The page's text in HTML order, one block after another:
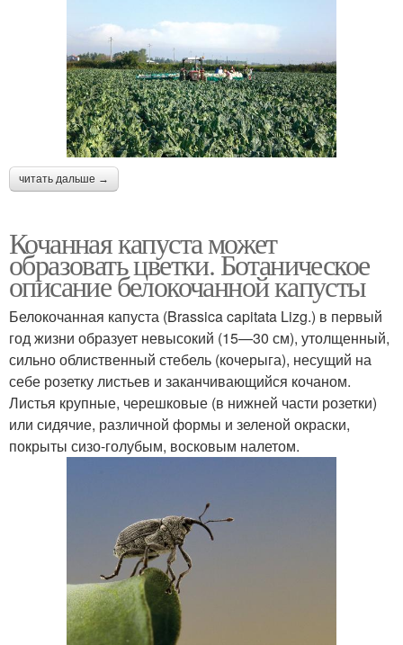
читать дальше →
Кочанная капуста может
образовать цветки. Ботаническое
описание белокочанной капусты
Белокочанная капуста (Brassica capitata Lizg.) в первый
год жизни образует невысокий (15—30 см), утолщенный,
сильно облиственный стебель (кочерыга), несущий на
себе розетку листьев и заканчивающийся кочаном.
Листья крупные, черешковые (в нижней части розетки)
или сидячие, различной формы и зеленой окраски,
покрыты сизо-голубым, восковым налетом.